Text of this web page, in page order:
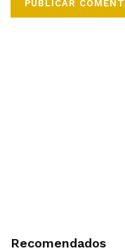
Recomendados